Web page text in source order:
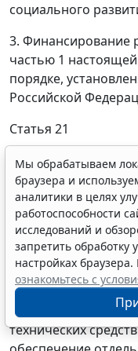
социального
3. Финансирование
частью 1
порядке,
Российской
Статья 21
Установить, что
1 января 2007 года
неполного
федерального
государственной
курортному
междугородном
обратно,
на это право, на
технических
Мы обрабатываем
браузера и
аналитики в целях
работоспособности
исследований и
запретить обработку
настройках
ознакомьтесь с